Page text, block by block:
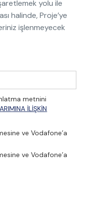
yolu ile
halinde, Proje’ye
işlenmeyecek
metnini
İLİŞKİN
ve Vodafone’a
ve Vodafone’a